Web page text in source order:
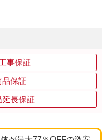
事保証
品保証
延長保証